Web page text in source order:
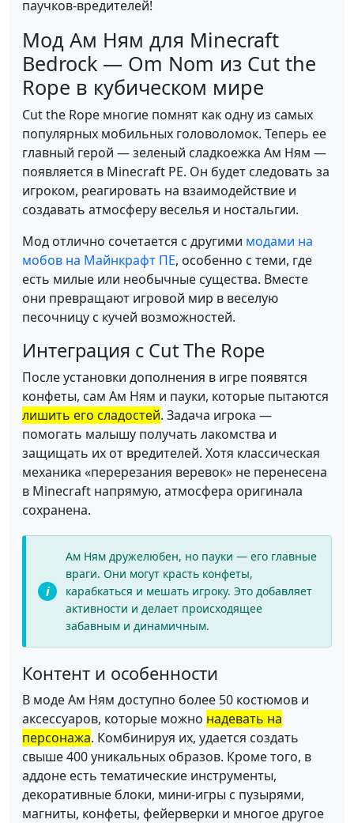
паучков-вредителей!
Мод Ам Ням для Minecraft
Bedrock — Om Nom из Cut the
Rope в кубическом мире
Cut the Rope многие помнят как одну из самых
популярных мобильных головоломок. Теперь ее
главный герой — зеленый сладкоежка Ам Ням —
появляется в Minecraft PE. Он будет следовать за
игроком, реагировать на взаимодействие и
создавать атмосферу веселья и ностальгии.
Мод отлично сочетается с другими модами на
мобов на Майнкрафт ПЕ, особенно с теми, где
есть милые или необычные существа. Вместе
они превращают игровой мир в веселую
песочницу с кучей возможностей.
Интеграция с Cut The Rope
После установки дополнения в игре появятся
конфеты, сам Ам Ням и пауки, которые пытаются
лишить его сладостей. Задача игрока —
помогать малышу получать лакомства и
защищать их от вредителей. Хотя классическая
механика «перерезания веревок» не перенесена
в Minecraft напрямую, атмосфера оригинала
сохранена.
Ам Ням дружелюбен, но пауки — его главные
враги. Они могут красть конфеты,
карабкаться и мешать игроку. Это добавляет
активности и делает происходящее
забавным и динамичным.
Контент и особенности
В моде Ам Ням доступно более 50 костюмов и
аксессуаров, которые можно надевать на
персонажа. Комбинируя их, удается создать
свыше 400 уникальных образов. Кроме того, в
аддоне есть тематические инструменты,
декоративные блоки, мини-игры с пузырями,
магниты, конфеты, фейерверки и многое другое